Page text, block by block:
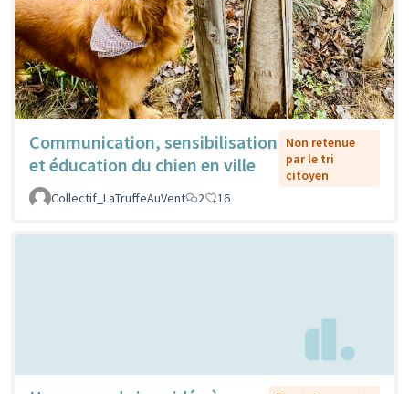
Communication, sensibilisation
et éducation du chien en ville
Non retenue
par le tri
citoyen
Collectif_LaTruffeAuVent
2 16